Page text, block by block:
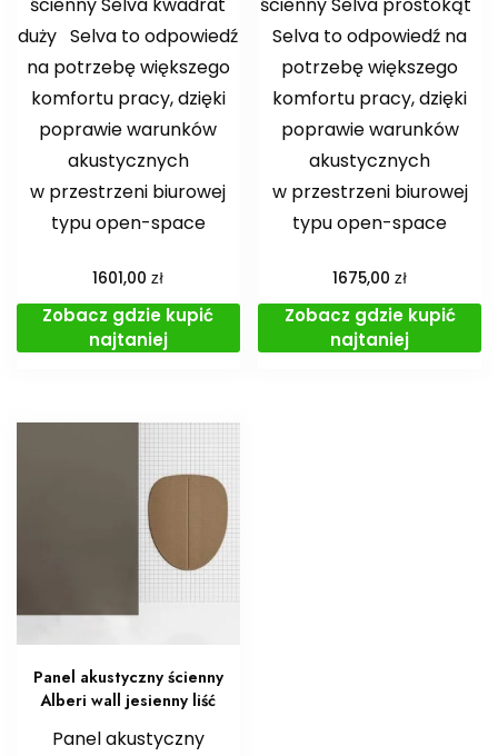
duży Selva to odpowiedź
na potrzebę większego
komfortu pracy, dzięki
poprawie warunków
akustycznych
w przestrzeni biurowej
typu open-space
1601,00zł
Zobacz gdzie kupić
najtaniej
Selva to odpowiedź na
potrzebę większego
komfortu pracy, dzięki
poprawie warunków
akustycznych
w przestrzeni biurowej
typu open-space
1675,00zł
Zobacz gdzie kupić
najtaniej
Panel akustyczny ścienny
Alberi wall jesienny liść
Panel akustyczny